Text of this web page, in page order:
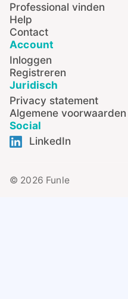
Professional vinden
Help
Contact
Account
Inloggen
Registreren
Juridisch
Privacy statement
Algemene voorwaarden
Social
LinkedIn
© 2026 Funle